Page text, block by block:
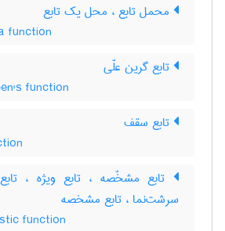
محمل تابع ، محل یک تابع
function
تابع گرین علّی
function
تابع سقف
تابع مشخّصه ، تابع ویژه ،
سرشت‌نما ، تابع مشخصه
function